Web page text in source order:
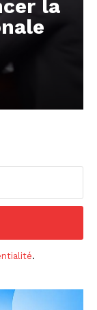
la
.